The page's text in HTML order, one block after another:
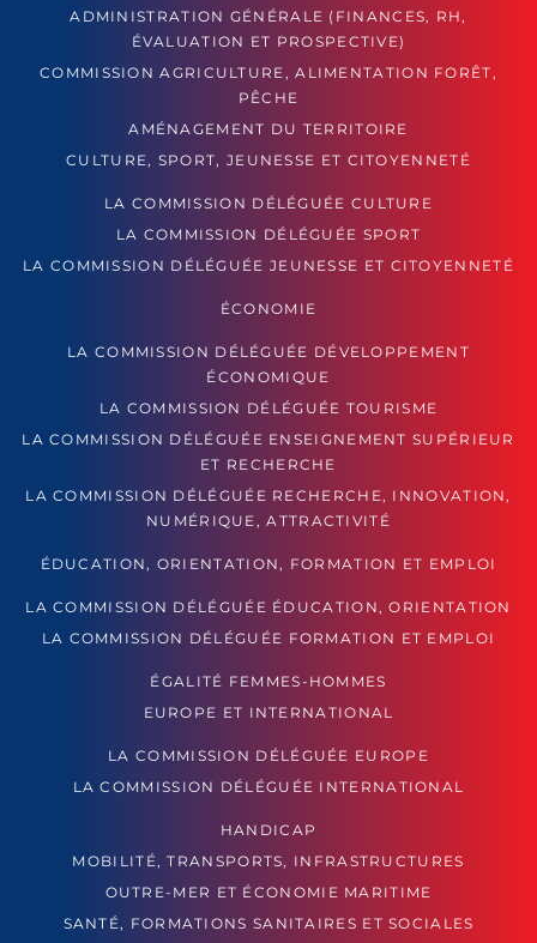
ADMINISTRATION GÉNÉRALE (FINANCES, RH,
ÉVALUATION ET PROSPECTIVE)
COMMISSION AGRICULTURE, ALIMENTATION FORÊT,
PÊCHE
AMÉNAGEMENT DU TERRITOIRE
CULTURE, SPORT, JEUNESSE ET CITOYENNETÉ
LA COMMISSION DÉLÉGUÉE CULTURE
LA COMMISSION DÉLÉGUÉE SPORT
LA COMMISSION DÉLÉGUÉE JEUNESSE ET CITOYENNETÉ
ÉCONOMIE
LA COMMISSION DÉLÉGUÉE DÉVELOPPEMENT
ÉCONOMIQUE
LA COMMISSION DÉLÉGUÉE TOURISME
LA COMMISSION DÉLÉGUÉE ENSEIGNEMENT SUPÉRIEUR
ET RECHERCHE
LA COMMISSION DÉLÉGUÉE RECHERCHE, INNOVATION,
NUMÉRIQUE, ATTRACTIVITÉ
ÉDUCATION, ORIENTATION, FORMATION ET EMPLOI
LA COMMISSION DÉLÉGUÉE ÉDUCATION, ORIENTATION
LA COMMISSION DÉLÉGUÉE FORMATION ET EMPLOI
ÉGALITÉ FEMMES-HOMMES
EUROPE ET INTERNATIONAL
LA COMMISSION DÉLÉGUÉE EUROPE
LA COMMISSION DÉLÉGUÉE INTERNATIONAL
HANDICAP
MOBILITÉ, TRANSPORTS, INFRASTRUCTURES
OUTRE-MER ET ÉCONOMIE MARITIME
SANTÉ, FORMATIONS SANITAIRES ET SOCIALES